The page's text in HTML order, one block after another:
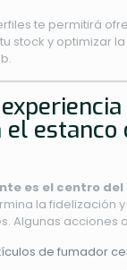
te permitirá
stock y optimizar
estanco
es el centro del
la fidelización y
Algunas acciones
de fumador